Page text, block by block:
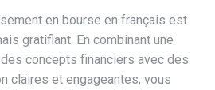
en bourse en français est
gratifiant. En combinant une
concepts financiers avec des
claires et engageantes, vous